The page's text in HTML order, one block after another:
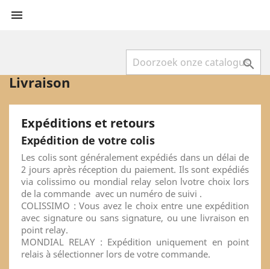


Livraison
Expéditions et retours
Expédition de votre colis
Les colis sont généralement expédiés dans un délai de
2 jours après réception du paiement. Ils sont expédiés
via colissimo ou mondial relay selon lvotre choix lors
de la commande avec un numéro de suivi .
COLISSIMO : Vous avez le choix entre une expédition
avec signature ou sans signature, ou une livraison en
point relay.
MONDIAL RELAY : Expédition uniquement en point
relais à sélectionner lors de votre commande.